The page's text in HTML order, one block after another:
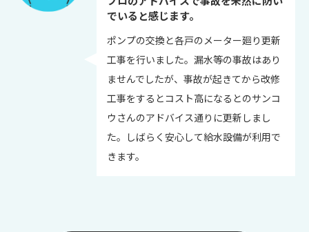
でいると感じます。
ポンプの交換と各戸のメーター廻り更新
工事を行いました。漏水等の事故はあり
ませんでしたが、事故が起きてから改修
工事をするとコスト高になるとのサンコ
ウさんのアドバイス通りに更新しまし
た。しばらく安心して給水設備が利用で
きます。